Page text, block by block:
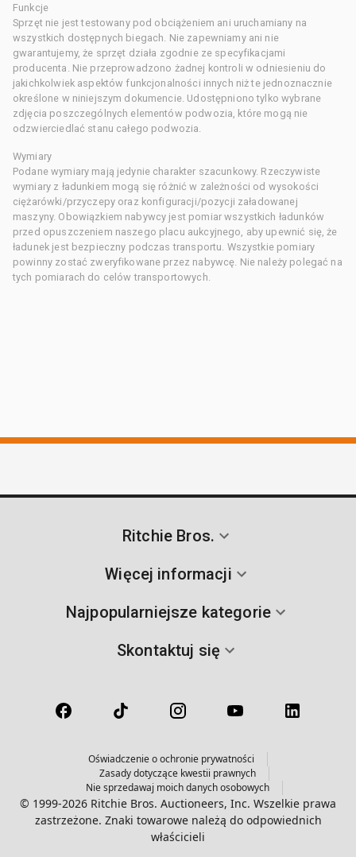
Funkcje
Sprzęt nie jest testowany pod obciążeniem ani uruchamiany na
wszystkich dostępnych biegach. Nie zapewniamy ani nie
gwarantujemy, że sprzęt działa zgodnie ze specyfikacjami
producenta. Nie przeprowadzono żadnej kontroli w odniesieniu do
jakichkolwiek aspektów funkcjonalności innych niż te jednoznacznie
określone w niniejszym dokumencie. Udostępniono tylko wybrane
zdjęcia poszczególnych elementów podwozia, które mogą nie
odzwierciedlać stanu całego podwozia.
Wymiary
Podane wymiary mają jedynie charakter szacunkowy. Rzeczywiste
wymiary z ładunkiem mogą się różnić w zależności od wysokości
ciężarówki/przyczepy oraz konfiguracji/pozycji załadowanej
maszyny. Obowiązkiem nabywcy jest pomiar wszystkich ładunków
przed opuszczeniem naszego placu aukcyjnego, aby upewnić się, że
ładunek jest bezpieczny podczas transportu. Wszystkie pomiary
powinny zostać zweryfikowane przez nabywcę. Nie należy polegać na
tych pomiarach do celów transportowych.
Ritchie Bros.
Więcej informacji
Najpopularniejsze kategorie
Skontaktuj się
Oświadczenie o ochronie prywatności
Zasady dotyczące kwestii prawnych
Nie sprzedawaj moich danych osobowych
© 1999-2026 Ritchie Bros. Auctioneers, Inc. Wszelkie prawa
zastrzeżone. Znaki towarowe należą do odpowiednich
właścicieli